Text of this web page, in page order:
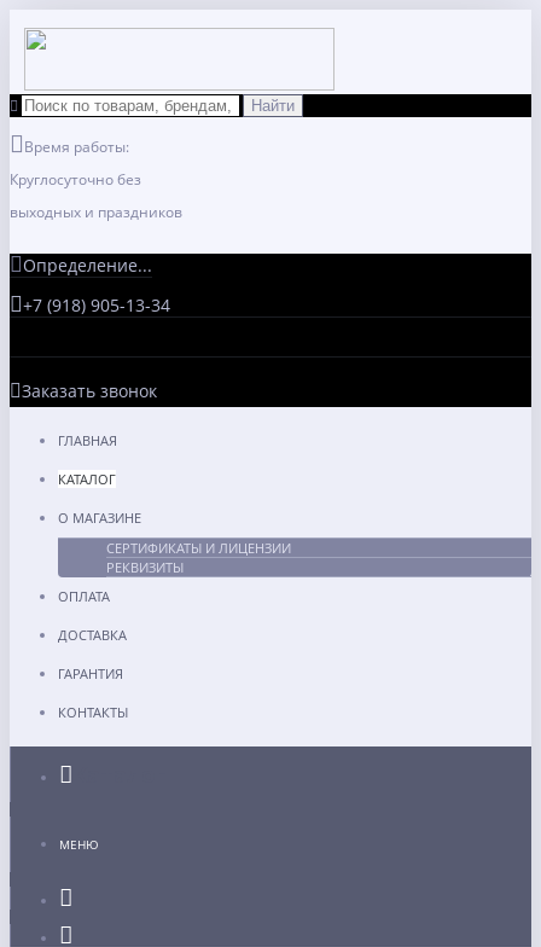
Время работы:
Круглосуточно без
выходных и праздников
Определение...
+7 (918) 905-13-34
Заказать звонок
ГЛАВНАЯ
КАТАЛОГ
О МАГАЗИНЕ
СЕРТИФИКАТЫ И ЛИЦЕНЗИИ
РЕКВИЗИТЫ
ОПЛАТА
ДОСТАВКА
ГАРАНТИЯ
КОНТАКТЫ
МЕНЮ